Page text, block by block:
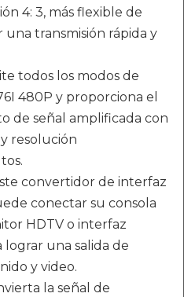
4: 3, más flexible de
una transmisión rápida y
todos los modos de
480P y proporciona el
de señal amplificada con
resolución
convertidor de interfaz
conectar su consola
HDTV o interfaz
una salida de
y video.
la señal de